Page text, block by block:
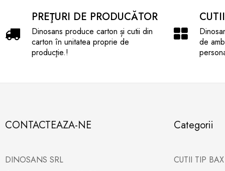
PREŢURI DE PRODUCĂTOR
Dinosans produce carton și cutii din
carton în unitatea proprie de
producţie.!
de
CONTACTEAZA-NE
DINOSANS SRL
Categorii
CUTII TIP